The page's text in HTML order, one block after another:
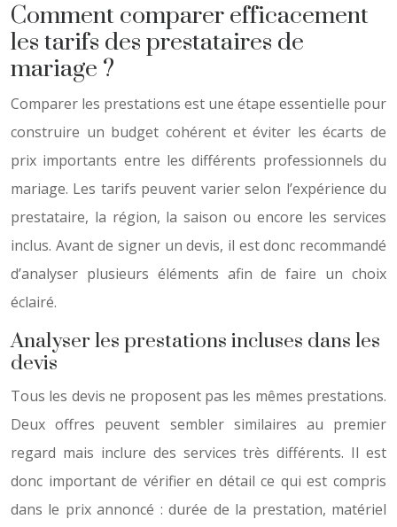
Comment comparer efficacement
les tarifs des prestataires de
mariage ?
Comparer les prestations est une étape essentielle pour
construire un budget cohérent et éviter les écarts de
prix importants entre les différents professionnels du
mariage. Les tarifs peuvent varier selon l’expérience du
prestataire, la région, la saison ou encore les services
inclus. Avant de signer un devis, il est donc recommandé
d’analyser plusieurs éléments afin de faire un choix
éclairé.
Analyser les prestations incluses dans les
devis
Tous les devis ne proposent pas les mêmes prestations.
Deux offres peuvent sembler similaires au premier
regard mais inclure des services très différents. Il est
donc important de vérifier en détail ce qui est compris
dans le prix annoncé : durée de la prestation, matériel